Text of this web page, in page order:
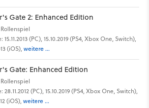
Gate 2: Enhanced Edition
15.11.2013 (PC), 15.10.2019 (PS4, Xbox One, Switch),
(iOS), weitere ...
Gate: Enhanced Edition
28.11.2012 (PC), 15.10.2019 (PS4, Xbox One, Switch),
(iOS), weitere ...